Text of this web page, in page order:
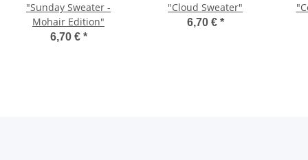
"Sunday Sweater -
Mohair Edition"
6,70 € *
"Cloud Sweater"
6,70 € *